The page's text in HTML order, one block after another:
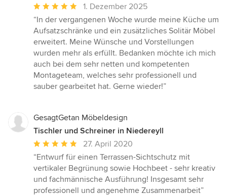
Durchschnittliche
Bewertung:
5
von
5
Sternen
1. Dezember 2025
“In der vergangenen Woche wurde meine Küche um
Aufsatzschränke und ein zusätzliches Solitär Möbel
erweitert. Meine Wünsche und Vorstellungen
wurden mehr als erfüllt. Bedanken möchte ich mich
auch bei dem sehr netten und kompetenten
Montageteam, welches sehr professionell und
sauber gearbeitet hat. Gerne wieder!”
GesagtGetan Möbeldesign
Tischler und Schreiner in Niedereyll
Durchschnittliche
Bewertung:
5
von
5
27. April 2020
“Entwurf für einen Terrassen-Sichtschutz mit
vertikaler Begrünung sowie Hochbeet - sehr kreativ
und fachmännische Ausführung! Insgesamt sehr
professionell und angenehme Zusammenarbeit”